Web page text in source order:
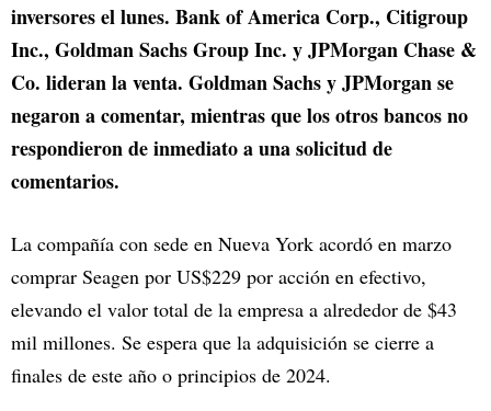
inversores el lunes. Bank of America Corp., Citigroup
Inc., Goldman Sachs Group Inc. y JPMorgan Chase &
Co. lideran la venta. Goldman Sachs y JPMorgan se
negaron a comentar, mientras que los otros bancos no
respondieron de inmediato a una solicitud de
comentarios.
La compañía con sede en Nueva York acordó en marzo
comprar Seagen por US$229 por acción en efectivo,
elevando el valor total de la empresa a alrededor de $43
mil millones. Se espera que la adquisición se cierre a
finales de este año o principios de 2024.